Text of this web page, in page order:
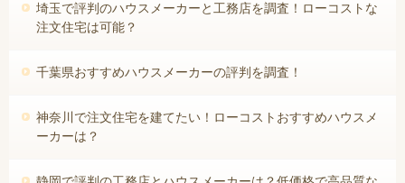
埼玉で評判のハウスメーカーと工務店を調査！ローコストな
注文住宅は可能？
千葉県おすすめハウスメーカーの評判を調査！
神奈川で注文住宅を建てたい！ローコストおすすめハウスメ
ーカーは？